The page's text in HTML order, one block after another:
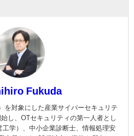
Fukuda
を対象にした産業サイバーセキュリテ
し、OTセキュリティの第一人者とし
学）、中小企業診断士、情報処理安